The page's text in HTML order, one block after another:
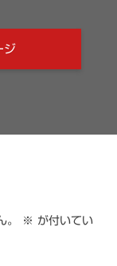
ジ
。 ※ が付いてい